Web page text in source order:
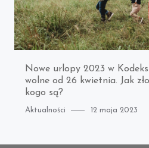
Nowe urlopy 2023 w
wolne od 26 kwietnia. Jak
kogo są?
Category
Aktualności
Posted
12 maja 2023